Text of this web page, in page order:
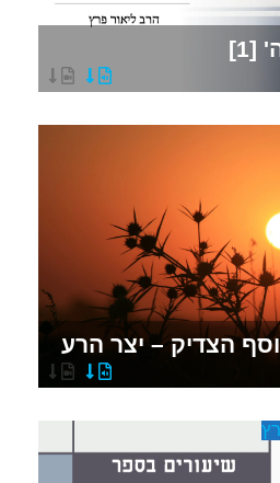
[1]
הצדיק – יצר הרע